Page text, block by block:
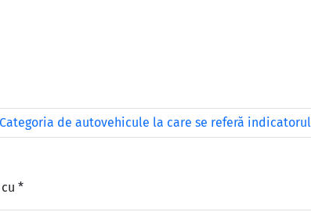
Categoria de autovehicule la care se referă indicatorul
*